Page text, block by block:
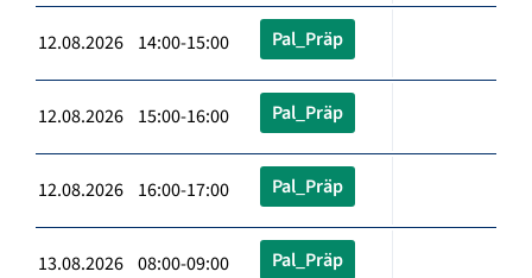
12.08.2026 14:00-15:00 Pal_Präp
12.08.2026 15:00-16:00 Pal_Präp
12.08.2026 16:00-17:00 Pal_Präp
13.08.2026 08:00-09:00 Pal_Präp